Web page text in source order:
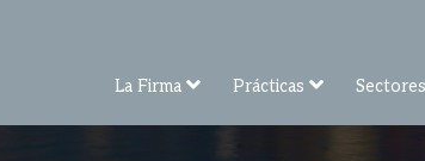
La Firma Prácticas Sectores